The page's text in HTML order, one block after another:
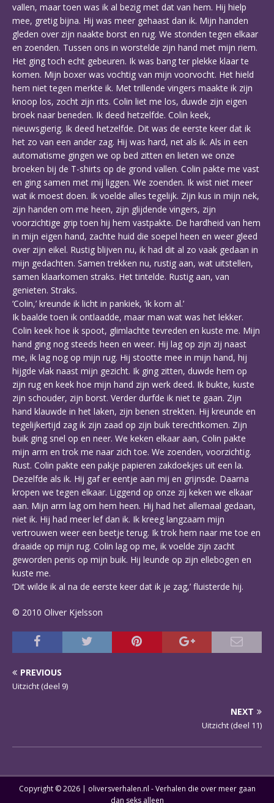
vallen, maar toen was ik al bezig met dat van hem. Hij hielp
mee, gretig bijna. Hij was meer gehaast dan ik. Mijn handen
gleden over zijn naakte borst en rug. We stonden tegen elkaar
en zoenden. Tussen ons in worstelde zijn hand met mijn riem.
Het ging toch echt gebeuren. Ik was bang ter plekke klaar te
komen. Mijn boxer was vochtig van mijn voorvocht. Het hield
hem niet tegen merkte ik. Met trillende vingers maakte ik zijn
knoop los, zocht zijn rits. Colin liet me los, duwde zijn eigen
broek naar beneden. Ik deed hetzelfde. Colin keek,
nieuwsgierig. Ik deed hetzelfde. Dit was de eerste keer dat ik
het zo van een ander zag. Hij was hard, net als ik. Als in een
automatisme gingen we op bed zitten en lieten we onze
broeken bij de T-shirts op de grond vallen. Colin pakte me vast
en ging samen met mij liggen. We zoenden. Ik wist niet meer
wat ik moest doen. Ik voelde alles tegelijk. Zijn kus in mijn nek,
zijn handen om me heen, zijn glijdende vingers, zijn
voorzichtige grip toen hij hem vastpakte. De hardheid van hem
in mijn eigen hand, zachte huid die soepel heen en weer gleed
over zijn eikel. Rustig blijven nu, ik had dit al zo vaak gedaan in
mijn gedachten. Samen trekken nu, rustig aan, wat uitstellen,
samen klaarkomen straks. Het tintelde. Rustig aan, van
genieten. Straks.
‘Colin,’ kreunde ik licht in pankiek, ‘ik kom al.’
Ik baalde toen ik ontlaadde, maar man wat was het lekker.
Colin keek hoe ik spoot, glimlachte tevreden en kuste me. Mijn
hand ging nog steeds heen en weer. Hij lag op zijn zij naast
me, ik lag nog op mijn rug. Hij stootte mee in mijn hand, hij
hijgde vlak naast mijn gezicht. Ik ging zitten, duwde hem op
zijn rug en keek hoe mijn hand zijn werk deed. Ik bukte, kuste
zijn schouder, zijn borst. Verder durfde ik niet te gaan. Zijn
hand klauwde in het laken, zijn benen strekten. Hij kreunde en
tegelijkertijd zag ik zijn zaad op zijn buik terechtkomen. Zijn
buik ging snel op en neer. We keken elkaar aan, Colin pakte
mijn arm en trok me naar zich toe. We zoenden, voorzichtig.
Rust. Colin pakte een pakje papieren zakdoekjes uit een la.
Dezelfde als ik. Hij gaf er eentje aan mij en grijnsde. Daarna
kropen we tegen elkaar. Liggend op onze zij keken we elkaar
aan. Mijn arm lag om hem heen. Hij had het allemaal gedaan,
niet ik. Hij had meer lef dan ik. Ik kreeg langzaam mijn
vertrouwen weer een beetje terug. Ik trok hem naar me toe en
draaide op mijn rug. Colin lag op me, ik voelde zijn zacht
geworden penis op mijn buik. Hij leunde op zijn ellebogen en
kuste me.
‘Dit wilde ik al na de eerste keer dat ik je zag,’ fluisterde hij.
© 2010 Oliver Kjelsson
PREVIOUS
Uitzicht (deel 9)
NEXT
Uitzicht (deel 11)
Copyright © 2026 | oliversverhalen.nl - Verhalen die over meer gaan
dan seks alleen